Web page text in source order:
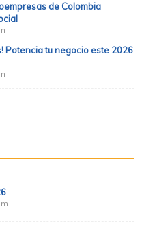
de Colombia
Potencia tu negocio este 2026